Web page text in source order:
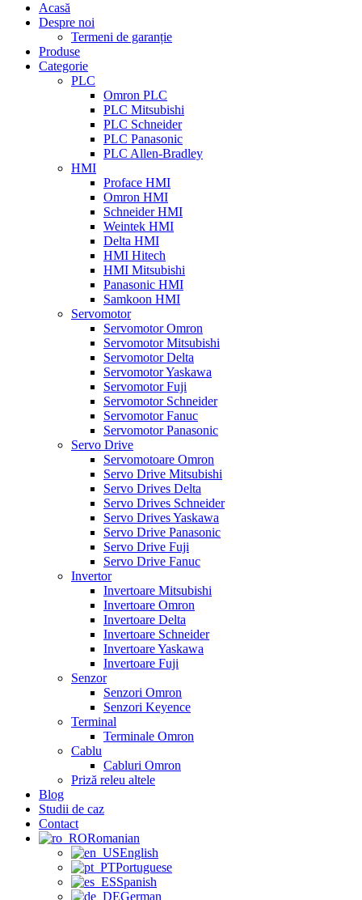
Acasă
Despre noi
Termeni de garanție
Produse
Categorie
PLC
Omron PLC
PLC Mitsubishi
PLC Schneider
PLC Panasonic
PLC Allen-Bradley
HMI
Proface HMI
Omron HMI
Schneider HMI
Weintek HMI
Delta HMI
HMI Hitech
HMI Mitsubishi
Panasonic HMI
Samkoon HMI
Servomotor
Servomotor Omron
Servomotor Mitsubishi
Servomotor Delta
Servomotor Yaskawa
Servomotor Fuji
Servomotor Schneider
Servomotor Fanuc
Servomotor Panasonic
Servo Drive
Servomotoare Omron
Servo Drive Mitsubishi
Servo Drives Delta
Servo Drives Schneider
Servo Drives Yaskawa
Servo Drive Panasonic
Servo Drive Fuji
Servo Drive Fanuc
Invertor
Invertoare Mitsubishi
Invertoare Omron
Invertoare Delta
Invertoare Schneider
Invertoare Yaskawa
Invertoare Fuji
Senzor
Senzori Omron
Senzori Keyence
Terminal
Terminale Omron
Cablu
Cabluri Omron
Priză releu altele
Blog
Studii de caz
Contact
Romanian
English
Portuguese
Spanish
German